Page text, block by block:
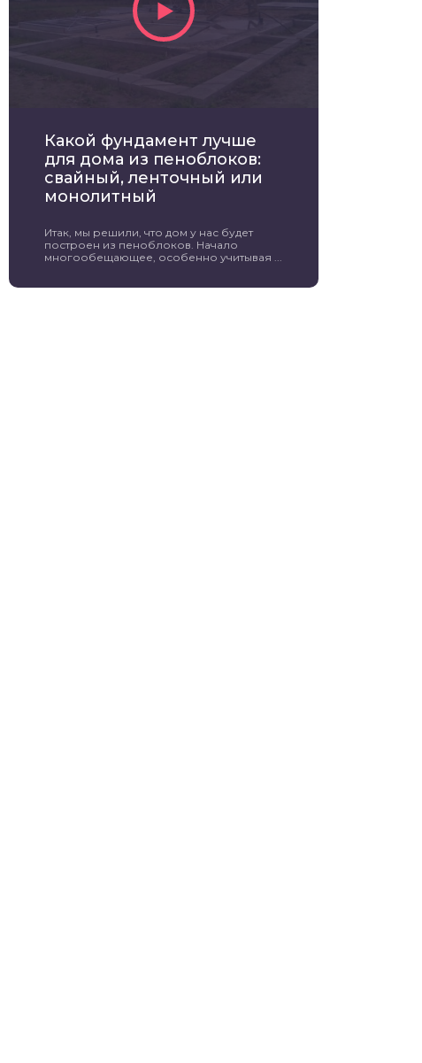
Какой фундамент лучше
для дома из пеноблоков:
свайный, ленточный или
монолитный
Итак, мы решили, что дом у нас будет
построен из пеноблоков. Начало
многообещающее, особенно учитывая ...